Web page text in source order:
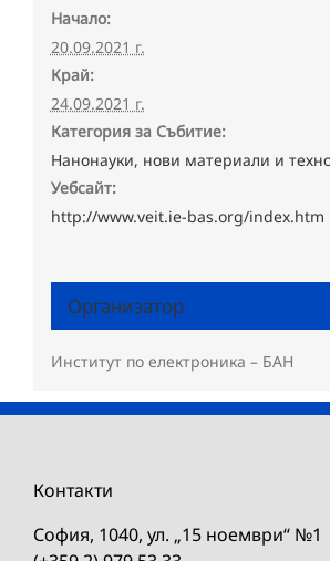
Начало:
20.09.2021 г.
Край:
24.09.2021 г.
Категория за Събитие:
Нанонауки, нови материали и
Уебсайт:
http://www.veit.ie-bas.org/index.htm
Организатор
Институт по електроника – БАН
Контакти
София, 1040, ул. „15 ноември“ №1